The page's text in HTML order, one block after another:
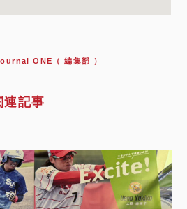
ONE（ 編集部 ）
連記事